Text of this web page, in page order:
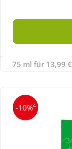
75 ml für 13,99 €
-10%4